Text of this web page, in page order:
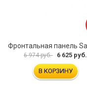
6 974 руб. 6 625 руб.
В КОРЗИНУ